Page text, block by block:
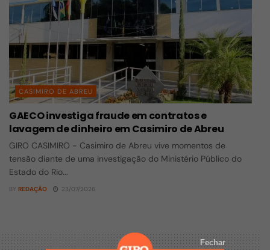
CASIMIRO DE ABREU
GAECO investiga fraude em contratos e
lavagem de dinheiro em Casimiro de Abreu
GIRO CASIMIRO - Casimiro de Abreu vive momentos de
tensão diante de uma investigação do Ministério Público do
Estado do Rio...
BY REDAÇÃO 23/07/2026
Fechar